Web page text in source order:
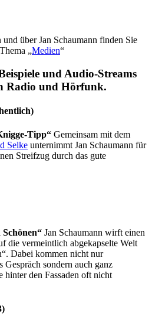
über Jan Schaumann finden Sie
„Medien“
und Audio-Streams
Radio und Hörfunk.
Tipp“ Gemeinsam mit dem
Selke unternimmt Jan Schaumann für
Streifzug durch das gute
Jan Schaumann wirft einen
die vermeintlich abgekapselte Welt
Dabei kommen nicht nur
sondern auch ganz
hinter den Fassaden oft nicht